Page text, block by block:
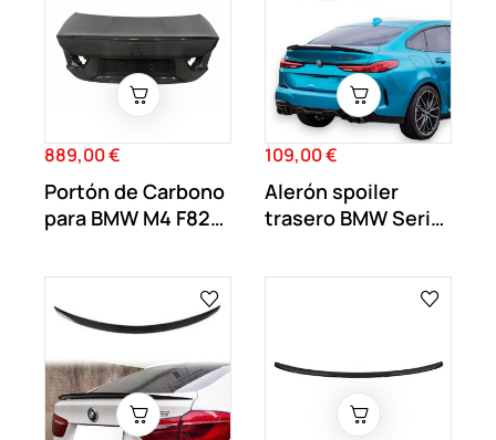
Precio
889,00 €
Portón de Carbono
para BMW M4 F82
Precio
109,00 €
Alerón spoiler
trasero BMW Serie